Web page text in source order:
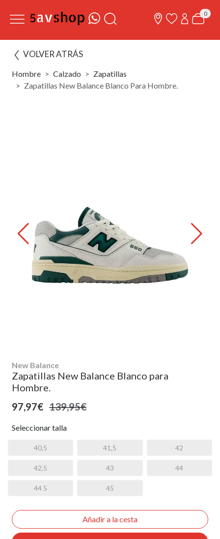
0
VOLVER ATRÁS
Hombre Calzado
Zapatillas
Zapatillas New Balance Blanco Para Hombre.
New Balance
Zapatillas New Balance Blanco para
Hombre.
97,97€ 139,95€
Seleccionar talla
40,5 41,5 42
42,5 43 44
44 5 45